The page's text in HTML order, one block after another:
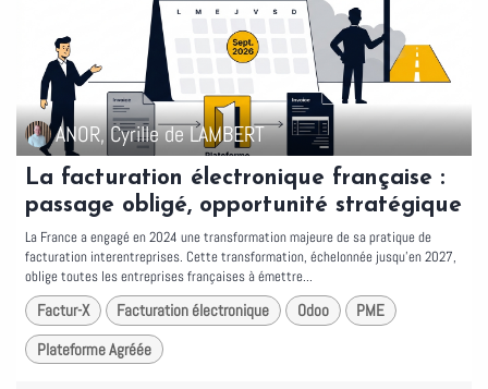
ANOR, Cyrille de LAMBERT
La facturation électronique française :
passage obligé, opportunité stratégique
La France a engagé en 2024 une transformation majeure de sa pratique de
facturation interentreprises. Cette transformation, échelonnée jusqu'en 2027,
oblige toutes les entreprises françaises à émettre...
Factur-X Facturation électronique Odoo
PME
Plateforme Agréée